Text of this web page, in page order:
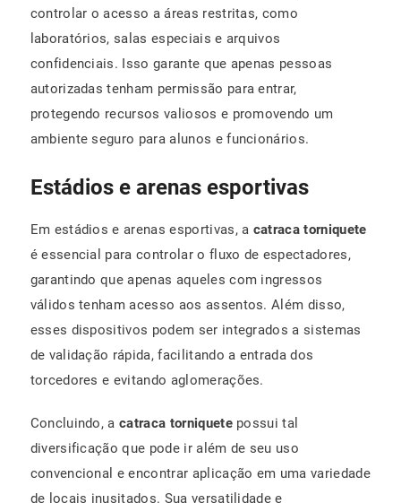
controlar o acesso a áreas restritas, como
laboratórios, salas especiais e arquivos
confidenciais. Isso garante que apenas pessoas
autorizadas tenham permissão para entrar,
protegendo recursos valiosos e promovendo um
ambiente seguro para alunos e funcionários.
Estádios e arenas esportivas
Em estádios e arenas esportivas, a catraca torniquete
é essencial para controlar o fluxo de espectadores,
garantindo que apenas aqueles com ingressos
válidos tenham acesso aos assentos. Além disso,
esses dispositivos podem ser integrados a sistemas
de validação rápida, facilitando a entrada dos
torcedores e evitando aglomerações.
Concluindo, acatraca torniquetepossui tal
diversificação que pode ir além de seu uso
convencional e encontrar aplicação em uma variedade
de locais inusitados. Sua versatilidade e